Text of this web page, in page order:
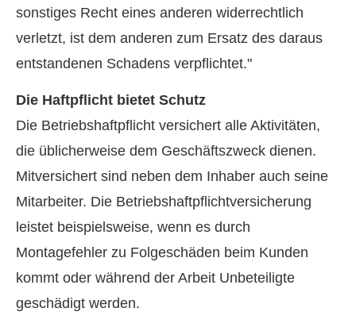
sonstiges Recht eines anderen widerrechtlich
verletzt, ist dem anderen zum Ersatz des daraus
entstandenen Schadens verpflichtet."
Die Haft­pflicht bietet Schutz
Die Betriebshaftpflicht versichert alle Aktivitäten,
die üblicherweise dem Geschäftszweck dienen.
Mitversichert sind neben dem Inhaber auch seine
Mitarbeiter. Die Betriebshaftpflichtversicherung
leistet beispielsweise, wenn es durch
Montagefehler zu Folgeschäden beim Kunden
kommt oder während der Arbeit Unbeteiligte
geschädigt werden.